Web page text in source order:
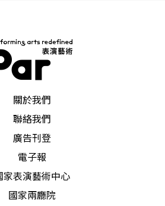
關於我們
聯絡我們
廣告刊登
電子報
家表演藝術中心
國家兩廳院